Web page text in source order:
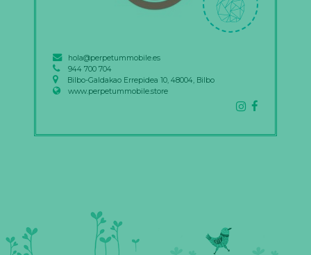
hola@perpetummobile.es
944 700 704
Bilbo-Galdakao Errepidea 10, 48004, Bilbo
www.perpetummobile.store